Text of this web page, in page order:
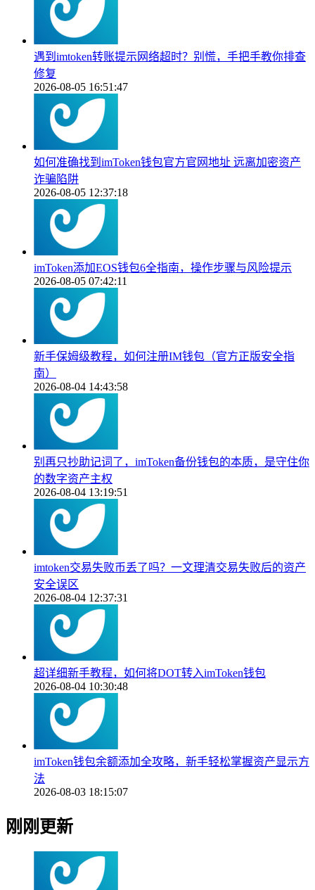
遇到imtoken转账提示网络超时？别慌，手把手教你排查
修复
2026-08-05 16:51:47
如何准确找到imToken钱包官方官网地址 远离加密资产
诈骗陷阱
2026-08-05 12:37:18
imToken添加EOS钱包6全指南，操作步骤与风险提示
2026-08-05 07:42:11
新手保姆级教程，如何注册IM钱包（官方正版安全指
南）
2026-08-04 14:43:58
别再只抄助记词了，imToken备份钱包的本质，是守住你
的数字资产主权
2026-08-04 13:19:51
imtoken交易失败币丢了吗？一文理清交易失败后的资产
安全误区
2026-08-04 12:37:31
超详细新手教程，如何将DOT转入imToken钱包
2026-08-04 10:30:48
imToken钱包余额添加全攻略，新手轻松掌握资产显示方
法
2026-08-03 18:15:07
刚刚更新